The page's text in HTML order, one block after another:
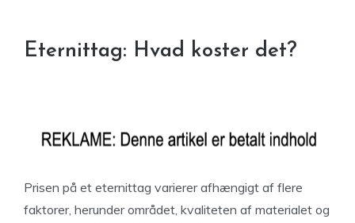
Eternittag: Hvad koster det?
Prisen på et eternittag varierer afhængigt af flere
faktorer, herunder området, kvaliteten af ​​materialet og